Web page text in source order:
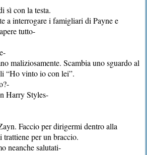
sì con la testa.
a interrogare i famigliari di Payne e
tutto-
maliziosamente. Scambia uno sguardo al
“Ho vinto io con lei”.
Harry Styles-
Faccio per dirigermi dentro alla
per un braccio.
neanche salutati-